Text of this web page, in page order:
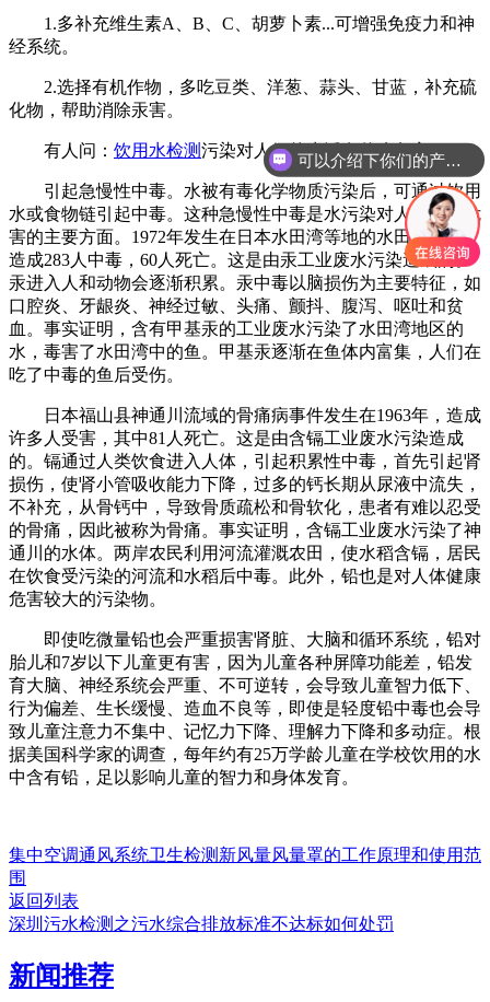
1.多补充维生素A、B、C、胡萝卜素...可增强免疫力和神
经系统。
2.选择有机作物，多吃豆类、洋葱、蒜头、甘蓝，补充硫
化物，帮助消除汞害。
有人问： 饮用水检测污染对人们的生活有什么危害?
引起急慢性中毒。水被有毒化学物质污染后，可通过饮用
水或食物链引起中毒。这种急慢性中毒是水污染对人体健康危
害的主要方面。1972年发生在日本水田湾等地的水田病事件，
造成283人中毒，60人死亡。这是由汞工业废水污染造成的。
汞进入人和动物会逐渐积累。汞中毒以脑损伤为主要特征，如
口腔炎、牙龈炎、神经过敏、头痛、颤抖、腹泻、呕吐和贫
血。事实证明，含有甲基汞的工业废水污染了水田湾地区的
水，毒害了水田湾中的鱼。甲基汞逐渐在鱼体内富集，人们在
吃了中毒的鱼后受伤。
日本福山县神通川流域的骨痛病事件发生在1963年，造成
许多人受害，其中81人死亡。这是由含镉工业废水污染造成
的。镉通过人类饮食进入人体，引起积累性中毒，首先引起肾
损伤，使肾小管吸收能力下降，过多的钙长期从尿液中流失，
不补充，从骨钙中，导致骨质疏松和骨软化，患者有难以忍受
的骨痛，因此被称为骨痛。事实证明，含镉工业废水污染了神
通川的水体。两岸农民利用河流灌溉农田，使水稻含镉，居民
在饮食受污染的河流和水稻后中毒。此外，铅也是对人体健康
危害较大的污染物。
即使吃微量铅也会严重损害肾脏、大脑和循环系统，铅对
胎儿和7岁以下儿童更有害，因为儿童各种屏障功能差，铅发
育大脑、神经系统会严重、不可逆转，会导致儿童智力低下、
行为偏差、生长缓慢、造血不良等，即使是轻度铅中毒也会导
致儿童注意力不集中、记忆力下降、理解力下降和多动症。根
据美国科学家的调查，每年约有25万学龄儿童在学校饮用的水
中含有铅，足以影响儿童的智力和身体发育。
集中空调通风系统卫生检测新风量风量罩的工作原理和使用范
围
返回列表
深圳污水检测之污水综合排放标准不达标如何处罚
新闻推荐
可以介绍下你们的产品么